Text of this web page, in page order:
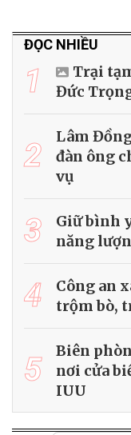
ĐỌC NHIỀU
1
Trại
Đức
2
Lâm
đàn ông
vụ
3
Giữ bình
năng
4
Công an
trộm bò,
5
Biên
nơi cửa
IUU